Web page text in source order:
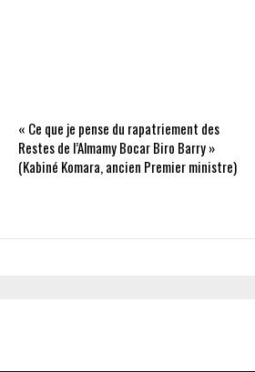
« Ce que je pense du rapatriement des
Restes de l’Almamy Bocar Biro Barry »
(Kabiné Komara, ancien Premier ministre)